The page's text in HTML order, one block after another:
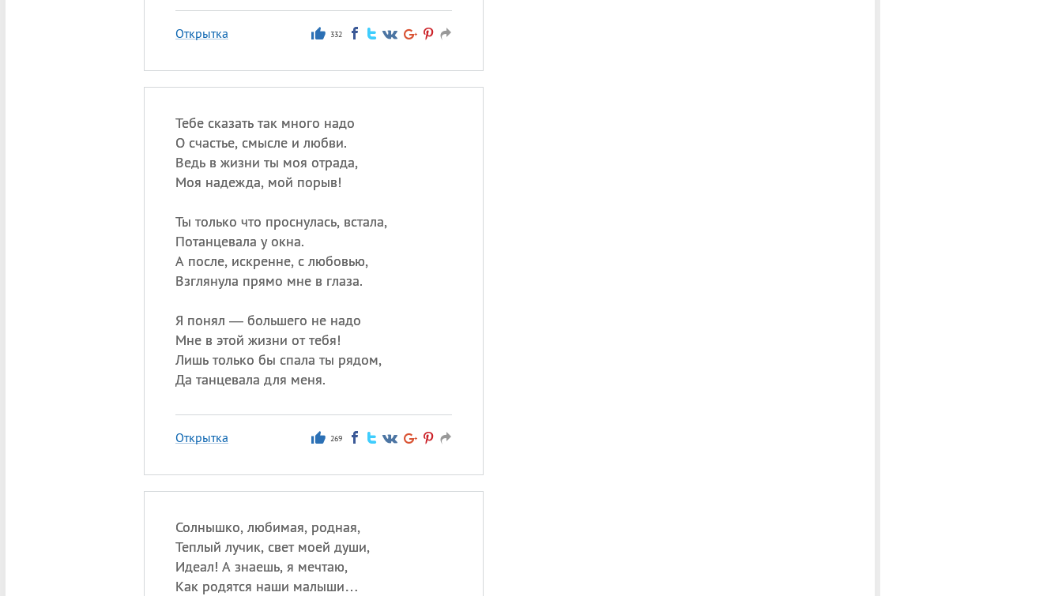
Открытка 332
Тебе сказать так много надо
О счастье, смысле и любви.
Ведь в жизни ты моя отрада,
Моя надежда, мой порыв!
Ты только что проснулась, встала,
Потанцевала у окна.
А после, искренне, с любовью,
Взглянула прямо мне в глаза.
Я понял — большего не надо
Мне в этой жизни от тебя!
Лишь только бы спала ты рядом,
Да танцевала для меня.
Открытка 269
Солнышко, любимая, родная,
Теплый лучик, свет моей души,
Идеал! А знаешь, я мечтаю,
Как родятся наши малыши…